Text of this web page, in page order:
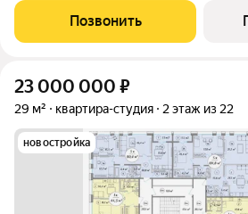
отдыха и жизни. Проект состоит из
авторскими стеклянными фасадами и
Позвонить
23 000 000 ₽
29 м² квартира-студия 2 этаж из 22
новостройка